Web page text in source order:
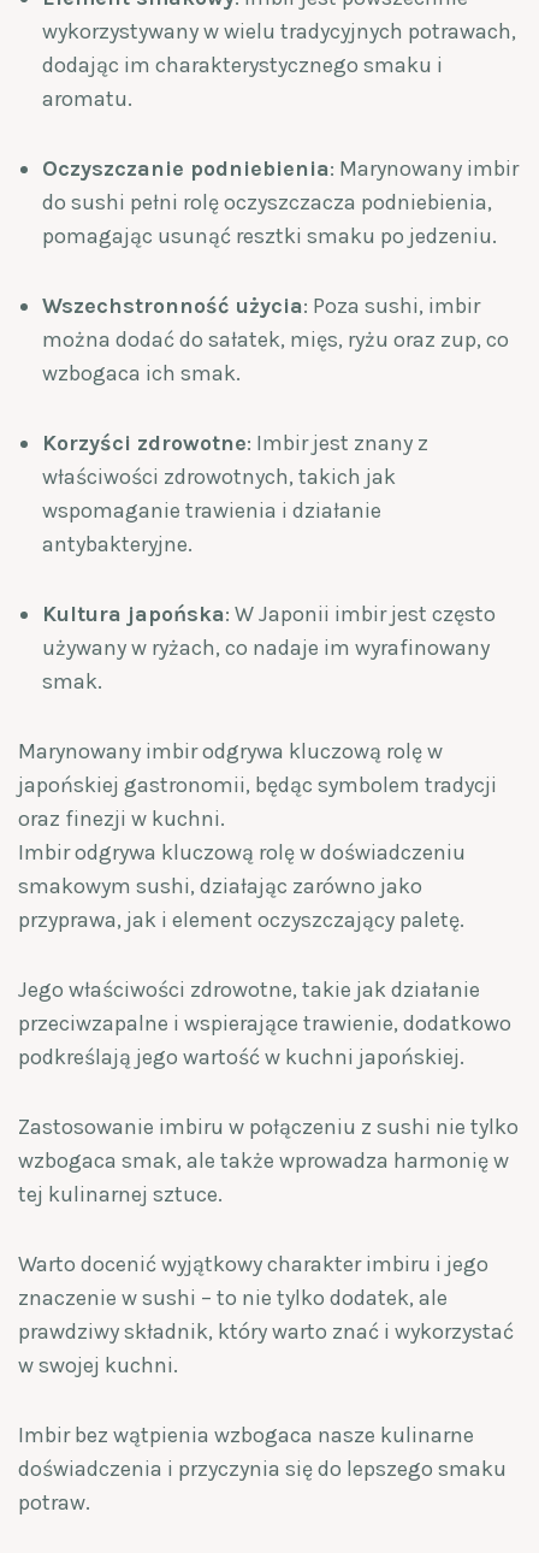
wykorzystywany w wielu tradycyjnych potrawach,
dodając im charakterystycznego smaku i
aromatu.
Oczyszczanie podniebienia: Marynowany imbir
do sushi pełni rolę oczyszczacza podniebienia,
pomagając usunąć resztki smaku po jedzeniu.
Wszechstronność użycia: Poza sushi, imbir
można dodać do sałatek, mięs, ryżu oraz zup, co
wzbogaca ich smak.
Korzyści zdrowotne: Imbir jest znany z
właściwości zdrowotnych, takich jak
wspomaganie trawienia i działanie
antybakteryjne.
Kultura japońska: W Japonii imbir jest często
używany w ryżach, co nadaje im wyrafinowany
smak.
Marynowany imbir odgrywa kluczową rolę w
japońskiej gastronomii, będąc symbolem tradycji
oraz finezji w kuchni.
Imbir odgrywa kluczową rolę w doświadczeniu
smakowym sushi, działając zarówno jako
przyprawa, jak i element oczyszczający paletę.
Jego właściwości zdrowotne, takie jak działanie
przeciwzapalne i wspierające trawienie, dodatkowo
podkreślają jego wartość w kuchni japońskiej.
Zastosowanie imbiru w połączeniu z sushi nie tylko
wzbogaca smak, ale także wprowadza harmonię w
tej kulinarnej sztuce.
Warto docenić wyjątkowy charakter imbiru i jego
znaczenie w sushi – to nie tylko dodatek, ale
prawdziwy składnik, który warto znać i wykorzystać
w swojej kuchni.
Imbir bez wątpienia wzbogaca nasze kulinarne
doświadczenia i przyczynia się do lepszego smaku
potraw.